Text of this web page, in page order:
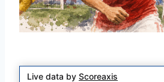
Live data by Scoreaxis